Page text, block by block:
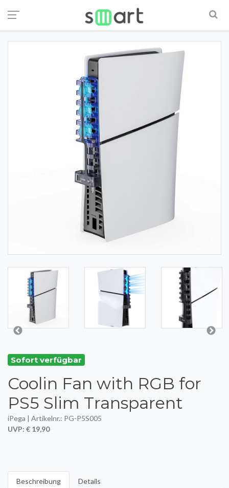
Sofort verfügbar
Coolin Fan with RGB for
PS5 Slim Transparent
iPega | Artikelnr.: PG-P5S005
UVP: € 19,90
Beschreibung Details